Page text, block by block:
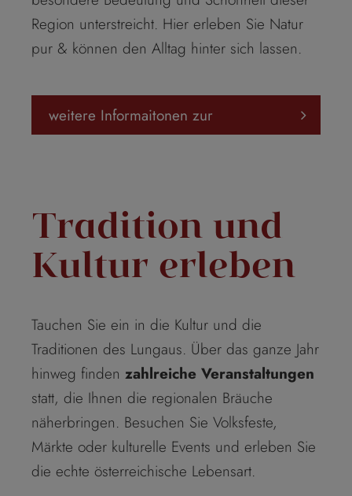
Region unterstreicht. Hier erleben Sie Natur
pur & können den Alltag hinter sich lassen.
weitere Informaitonen zur
Tradition und
Kultur erleben
Tauchen Sie ein in die Kultur und die
Traditionen des Lungaus. Über das ganze Jahr
hinweg finden zahlreiche Veranstaltungen
statt, die Ihnen die regionalen Bräuche
näherbringen. Besuchen Sie Volksfeste,
Märkte oder kulturelle Events und erleben Sie
die echte österreichische Lebensart.